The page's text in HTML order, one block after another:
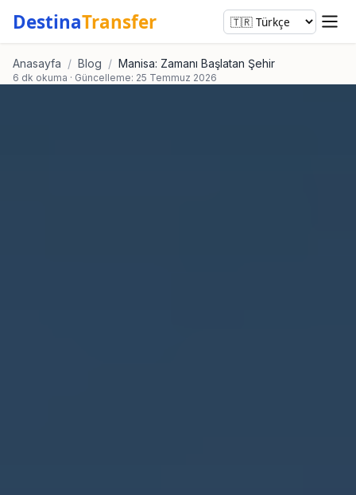
DestinaTransfer
Anasayfa / Blog / Manisa: Zamanı Başlatan Şehir
6 dk okuma · Güncelleme: 25 Temmuz 2026